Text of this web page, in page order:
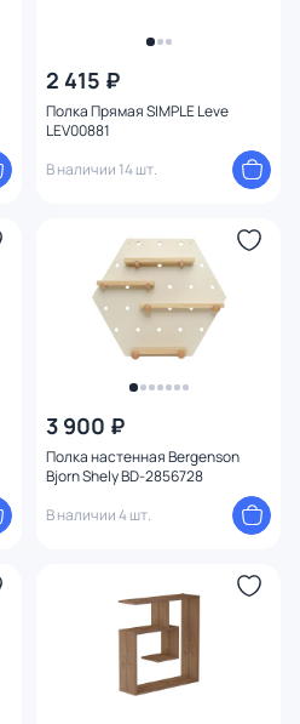
2 415 ₽
Полка Прямая SIMPLE Leve
LEV00881
В наличии 14 шт.
3 900 ₽
Полка настенная Bergenson
Bjorn Shely BD-2856728
В наличии 4 шт.